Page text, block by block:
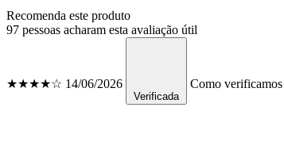
Recomenda este produto
97 pessoas acharam esta avaliação útil
★★★★☆ 14/06/2026
Verificada
Como verificamos